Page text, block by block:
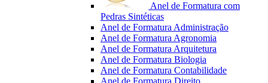
Anel de Formatura com
Pedras Sintéticas
Anel de Formatura Administração
Anel de Formatura Agronomia
Anel de Formatura Arquitetura
Anel de Formatura Biologia
Anel de Formatura Contabilidade
Anel de Formatura Direito